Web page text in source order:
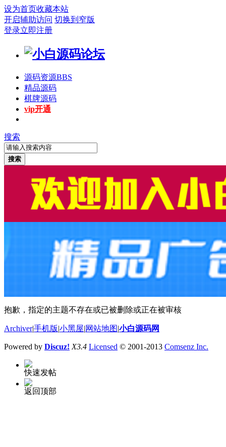
设为首页收藏本站
开启辅助访问 切换到窄版
登录立即注册
源码资源BBS
精品源码
棋牌源码
vip开通
搜索
搜索
抱歉，指定的主题不存在或已被删除或正在被审核
Archiver|手机版 小黑屋 网站地图 小白源码网
Powered by Discuz! X3.4 Licensed © 2001-2013 Comsenz Inc.
快速发帖
返回顶部